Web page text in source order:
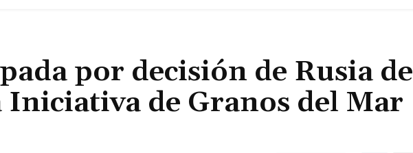
por decisión de Rusia de
Iniciativa de Granos del Mar